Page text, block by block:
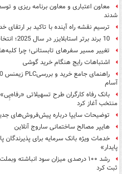
معاون اعتباری و معاون برنامه ریزی و
شدند
ترسیم نقشه راه آینده با تاکید بر ارتقای
10 برند برتر استابلایزر در سال 2025؛ انتخاب مطمئن با بهترین برندها
تغییر مسیر سفرهای تابستانی؛ چرا
اشتباهات رایج هنگام خرید گوشی
آسام
بانک رفاه کارگران طرح تسهیلاتی
منتخب آغاز کرد
توضیحات سایپا درباره پیش‌فروش‌های
هایپر مصالح ساختمانی ساروج آنلاین
خدمات ویژه بانک سرمایه برای
پایدار»
رشد ۱۰۰ درصدی میزان سود انباشته
ثبت کرد